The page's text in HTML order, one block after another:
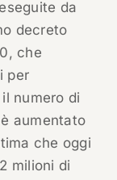
da
decreto
che
per
numero di
aumentato
che oggi
milioni di